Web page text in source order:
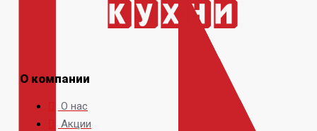
О компании
О нас
Акции